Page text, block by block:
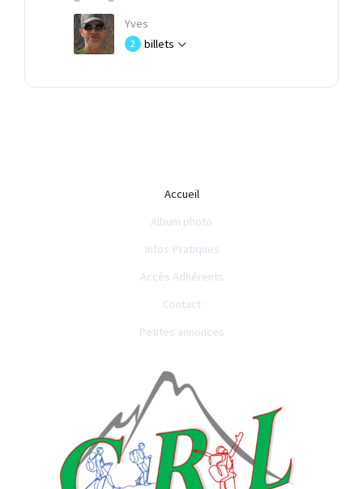
Yves
2 billets
Accueil
Album photo
Infos Pratiques
Accès Adhérents
Contact
Petites annonces